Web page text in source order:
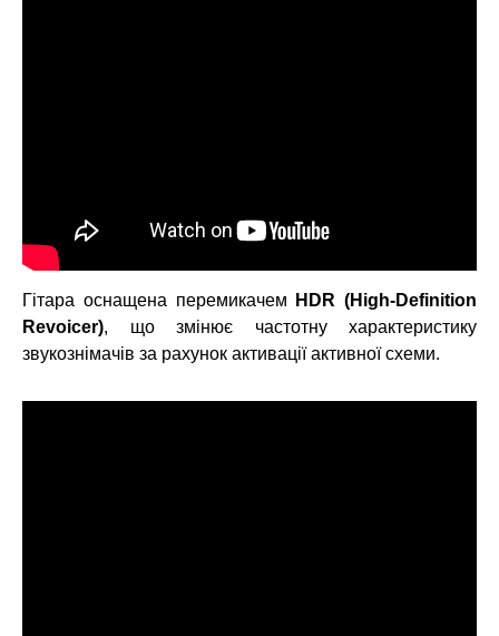
Гітара оснащена перемикачем
HDR (High-Definition
Revoicer), що змінює частотну характеристику
звукознімачів за рахунок активації активної схеми.